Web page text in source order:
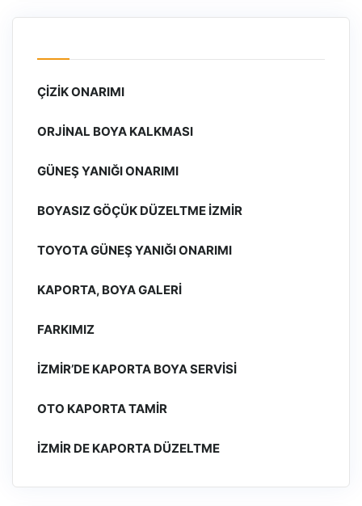
ÇIZIK ONARIMI
ORJINAL BOYA KALKMASI
GÜNEŞ YANIĞI ONARIMI
BOYASIZ GÖÇÜK DÜZELTME İZMIR
TOYOTA GÜNEŞ YANIĞI ONARIMI
KAPORTA, BOYA GALERI
FARKIMIZ
İZMIR’DE KAPORTA BOYA SERVISI
OTO KAPORTA TAMIR
İZMIR DE KAPORTA DÜZELTME